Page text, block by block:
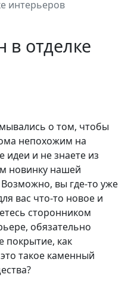
интерьеров
отделке
о том, чтобы
непохожим на
и не знаете из
новинку нашей
вы где-то уже
вас что-то новое и
сторонником
обязательно
покрытие, как
такое каменный